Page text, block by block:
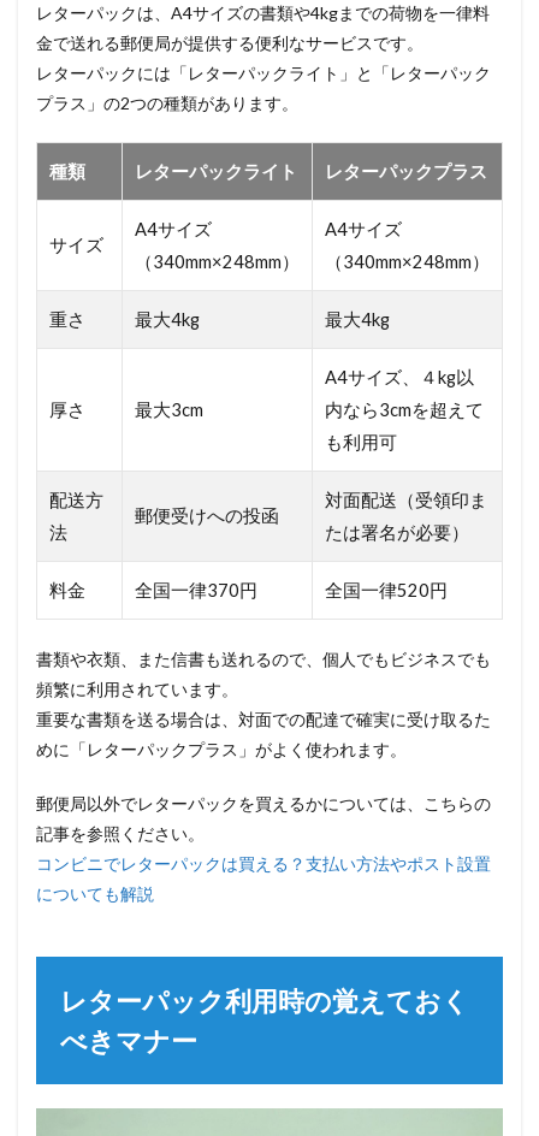
レターパックは、A4サイズの書類や4kgまでの荷物を一律料
金で送れる郵便局が提供する便利なサービスです。
レターパックには「レターパックライト」と「レターパック
プラス」の2つの種類があります。
種類 レターパックライト レターパックプラス
サイズ
A4サイズ
（340mm×248mm）
A4サイズ
（340mm×248mm）
重さ 最大4kg 最大4kg
厚さ 最大3cm
A4サイズ、４kg以
内なら3cmを超えて
も利用可
配送方
法
郵便受けへの投函
対面配送（受領印ま
たは署名が必要）
料金 全国一律370円 全国一律520円
書類や衣類、また信書も送れるので、個人でもビジネスでも
頻繁に利用されています。
重要な書類を送る場合は、対面での配達で確実に受け取るた
めに「レターパックプラス」がよく使われます。
郵便局以外でレターパックを買えるかについては、こちらの
記事を参照ください。
コンビニでレターパックは買える？支払い方法やポスト設置
についても解説
レターパック利用時の覚えておく
べきマナー